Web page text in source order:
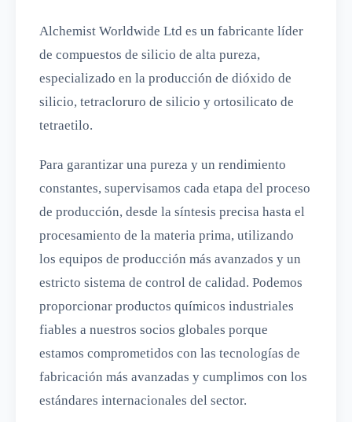
Alchemist Worldwide Ltd es un fabricante líder
de compuestos de silicio de alta pureza,
especializado en la producción de dióxido de
silicio, tetracloruro de silicio y ortosilicato de
tetraetilo.
Para garantizar una pureza y un rendimiento
constantes, supervisamos cada etapa del proceso
de producción, desde la síntesis precisa hasta el
procesamiento de la materia prima, utilizando
los equipos de producción más avanzados y un
estricto sistema de control de calidad. Podemos
proporcionar productos químicos industriales
fiables a nuestros socios globales porque
estamos comprometidos con las tecnologías de
fabricación más avanzadas y cumplimos con los
estándares internacionales del sector.